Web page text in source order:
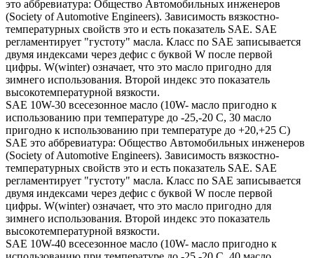
это аббревиатура: Общество Автомобильных инженеров
(Society of Automotive Engineers). Зависимость вязкостно-
температурных свойств это и есть показатель SAE. SAE
регламентирует "густоту" масла. Класс по SAE записывается
двумя индексами через дефис с буквой W после первой
цифры. W(winter) означает, что это масло пригодно для
зимнего использования. Второй индекс это показатель
высокотемпературной вязкости.
SAE 10W-30 всесезонное масло (10W- масло пригодно к
использованию при температуре до -25,-20 С, 30 масло
пригодно к использованию при температуре до +20,+25 С)
SAE это аббревиатура: Общество Автомобильных инженеров
(Society of Automotive Engineers). Зависимость вязкостно-
температурных свойств это и есть показатель SAE. SAE
регламентирует "густоту" масла. Класс по SAE записывается
двумя индексами через дефис с буквой W после первой
цифры. W(winter) означает, что это масло пригодно для
зимнего использования. Второй индекс это показатель
высокотемпературной вязкости.
SAE 10W-40 всесезонное масло (10W- масло пригодно к